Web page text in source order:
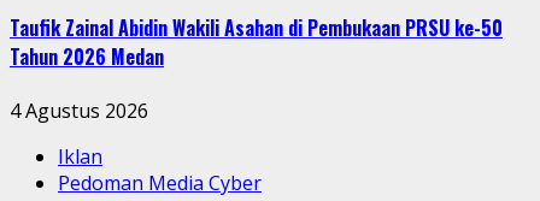
Taufik Zainal Abidin Wakili Asahan di Pembukaan PRSU ke-50
Tahun 2026 Medan
4 Agustus 2026
Iklan
Pedoman Media Cyber